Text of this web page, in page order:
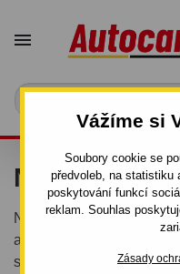
Vážíme si
Soubory cookie se
předvoleb, na statistiku
poskytování funkcí
reklam. Souhlas
Zásady

NOSIČE NA
Naše nabídka nosičů na
a zahrnuje nosiče kol na
střechu auta ale též i